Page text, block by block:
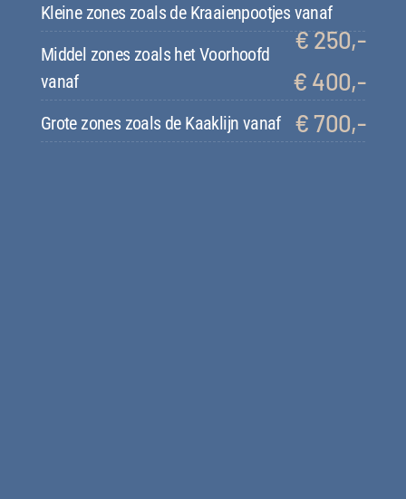
Kleine zones zoals de Kraaienpootjes vanaf
€ 250,-
Middel zones zoals het Voorhoofd
vanaf
€ 400,-
Grote zones zoals de Kaaklijn vanaf € 700,-